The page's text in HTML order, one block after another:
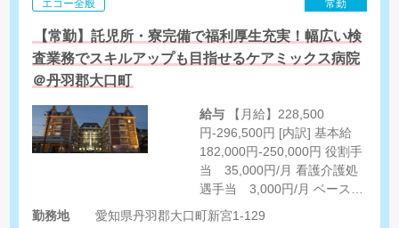
エコー全般
常勤
【常勤】託児所・寮完備で福利厚生充実！幅広い検
査業務でスキルアップも目指せるケアミックス病院
＠丹羽郡大口町
給与
円-296,500円 [内訳] 基本給
182,000円-250,000円 役割手
当 35,000円/月 看護介護処
遇手当 3,000円/月 ベースア
ップ手当 8,500円/月
勤務地
愛知県丹羽郡大口町新宮1-129